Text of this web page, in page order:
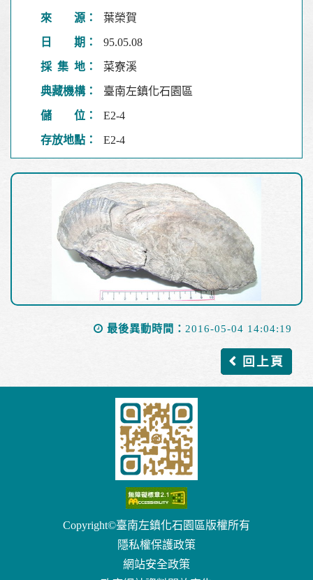
來 源： 葉榮賀
日 期： 95.05.08
採 集 地： 菜寮溪
典藏機構： 臺南左鎮化石園區
儲 位： E2-4
存放地點： E2-4
最後異動時間： 2016-05-04 14:04:19
回上頁
Copyright©臺南左鎮化石園區版權所有
隱私權保護政策
網站安全政策